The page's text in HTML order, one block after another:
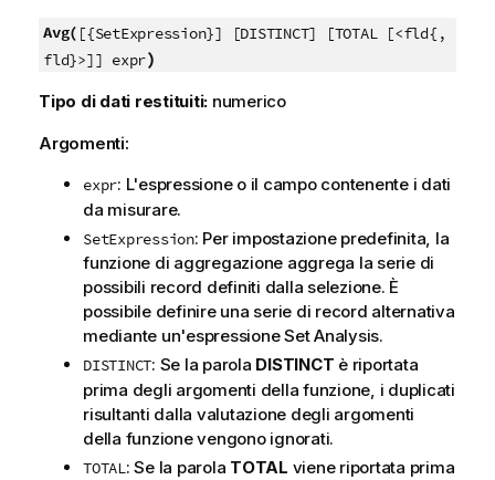
Avg( [{SetExpression}] [DISTINCT] [TOTAL [<fld{,
fld}>]] expr)
Tipo di dati restituiti: numerico
Argomenti:
expr: L'espressione o il campo contenente i dati
da misurare.
SetExpression: Per impostazione predefinita, la
funzione di aggregazione aggrega la serie di
possibili record definiti dalla selezione. È
possibile definire una serie di record alternativa
mediante un'espressione Set Analysis.
DISTINCT: Se la parola DISTINCT è riportata
prima degli argomenti della funzione, i duplicati
risultanti dalla valutazione degli argomenti
della funzione vengono ignorati.
TOTAL: Se la parola TOTAL viene riportata prima